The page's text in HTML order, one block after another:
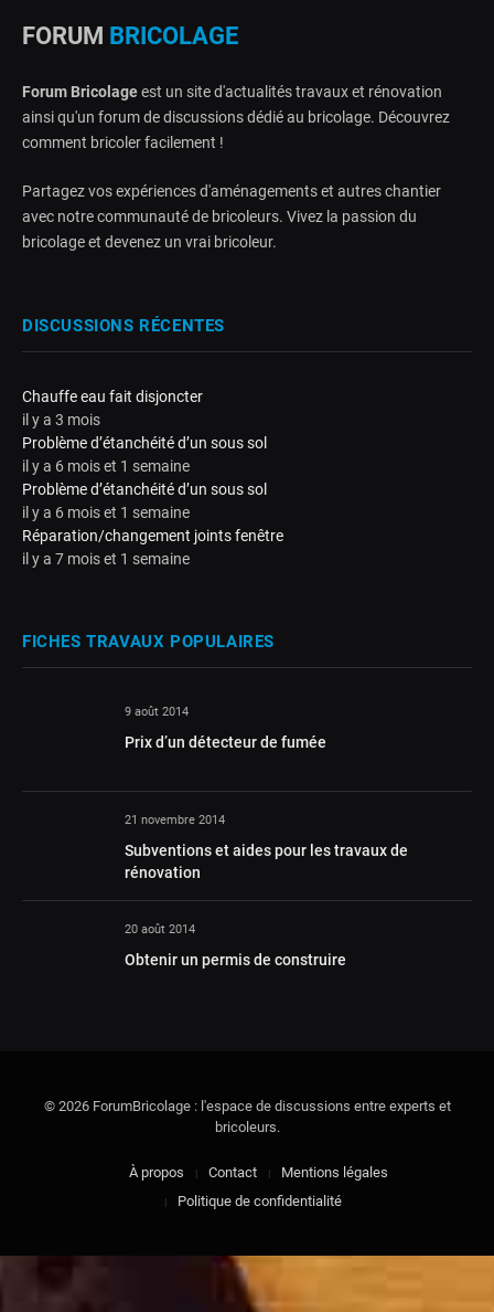
FORUM BRICOLAGE
Forum Bricolageest un site d'actualités travaux et rénovation
ainsi qu'un forum de discussions dédié au bricolage. Découvrez
comment bricoler facilement !
Partagez vos expériences d'aménagements et autres chantier
avec notre communauté de bricoleurs. Vivez la passion du
bricolage et devenez un vrai bricoleur.
DISCUSSIONS RÉCENTES
Chauffe eau fait disjoncter
il y a 3 mois
Problème d’étanchéité d’un sous sol
il y a 6 mois et 1 semaine
Problème d’étanchéité d’un sous sol
il y a 6 mois et 1 semaine
Réparation/changement joints fenêtre
il y a 7 mois et 1 semaine
FICHES TRAVAUX POPULAIRES
9 août 2014
Prix d’un détecteur de fumée
21 novembre 2014
Subventions et aides pour les travaux de
rénovation
20 août 2014
Obtenir un permis de construire
© 2026 ForumBricolage : l'espace de discussions entre experts et
bricoleurs.
À propos Contact
Mentions légales
Politique de confidentialité